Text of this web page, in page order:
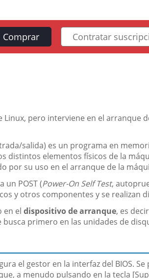
Comprar Contratar
pero interviene en el arranque
salida) es un programa en
distintos elementos físicos de la
por su uso en el arranque de la
un POST (Power-On Self Test,
y otros componentes y se realizan
en el dispositivo de arranque, es
primero en las unidades de
el gestor en la interfaz del BIOS. Se
a menudo pulsando en la tecla